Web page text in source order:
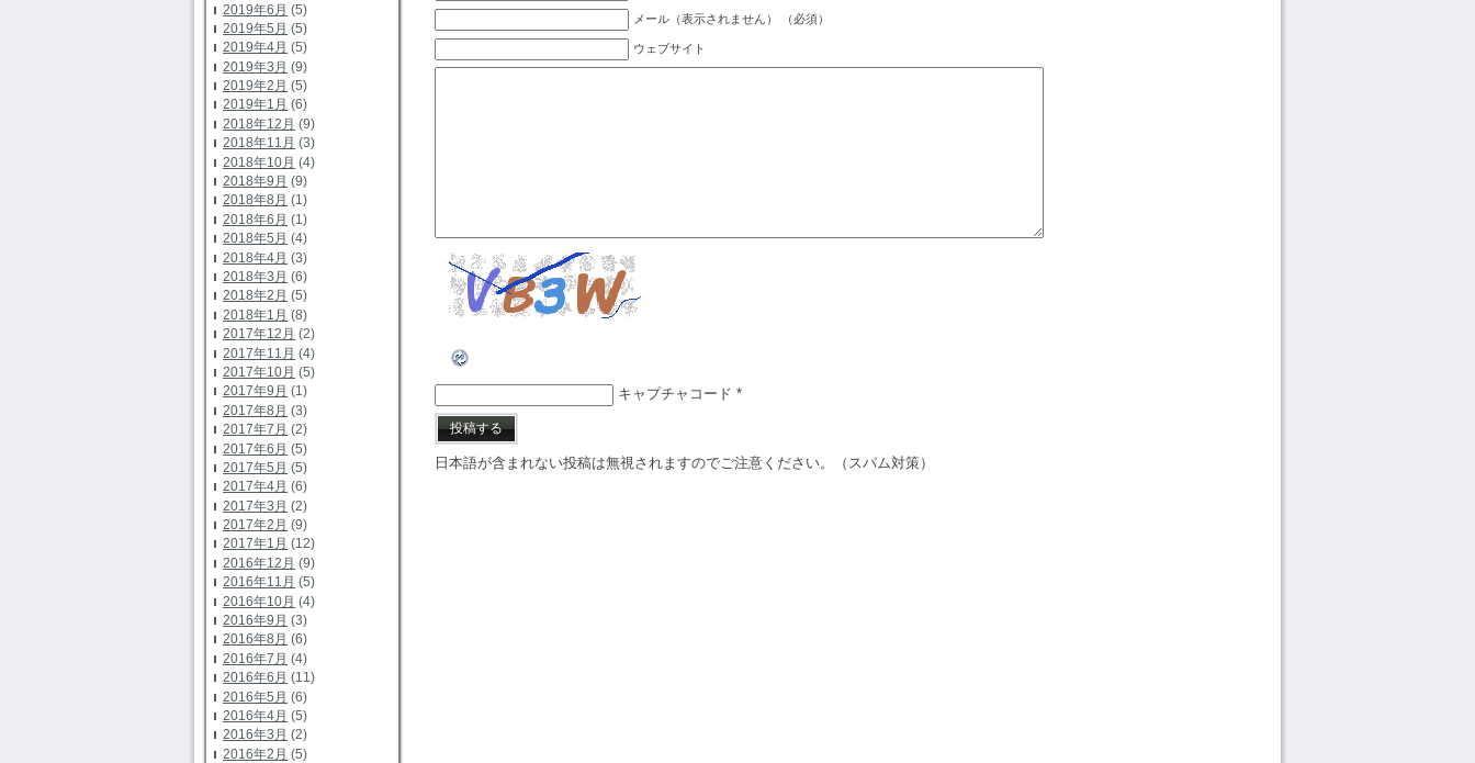
2019年6月 (5)
2019年5月 (5)
2019年4月 (5)
2019年3月 (9)
2019年2月 (5)
2019年1月 (6)
2018年12月 (9)
2018年11月 (3)
2018年10月 (4)
2018年9月 (9)
2018年8月 (1)
2018年6月 (1)
2018年5月 (4)
2018年4月 (3)
2018年3月 (6)
2018年2月 (5)
2018年1月 (8)
2017年12月 (2)
2017年11月 (4)
2017年10月 (5)
2017年9月 (1)
2017年8月 (3)
2017年7月 (2)
2017年6月 (5)
2017年5月 (5)
2017年4月 (6)
2017年3月 (2)
2017年2月 (9)
2017年1月 (12)
2016年12月 (9)
2016年11月 (5)
2016年10月 (4)
2016年9月 (3)
2016年8月 (6)
2016年7月 (4)
2016年6月 (11)
2016年5月 (6)
2016年4月 (5)
2016年3月 (2)
2016年2月 (5)
メール（表示されません） （必須）
ウェブサイト
キャプチャコード *
日本語が含まれない投稿は無視されますのでご注意ください。（スパム対策）